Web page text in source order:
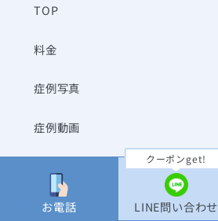
お電話
クーポンget!
LINE問い合わせ
TOP
料金
症例写真
症例動画
クリニック一覧